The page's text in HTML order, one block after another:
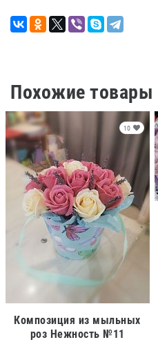
Похожие товары
10
Композиция из мыльных
роз Нежность №11